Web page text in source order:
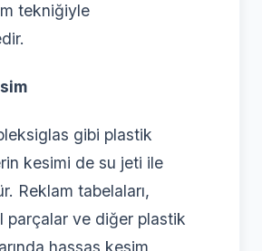
tekniğiyle
gibi plastik
kesimi de su jeti ile
Reklam tabelaları,
parçalar ve diğer plastik
hassas kesim